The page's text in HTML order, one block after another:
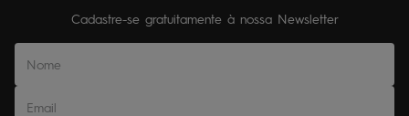
Cadastre-se gratuitamente à nossa Newsletter